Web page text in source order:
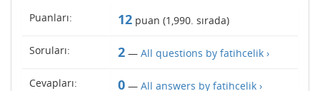
Puanları: 12 puan (1,990. sırada)
Soruları: 2 — All questions by fatihcelik ›
Cevapları: 0 — All answers by fatihcelik ›